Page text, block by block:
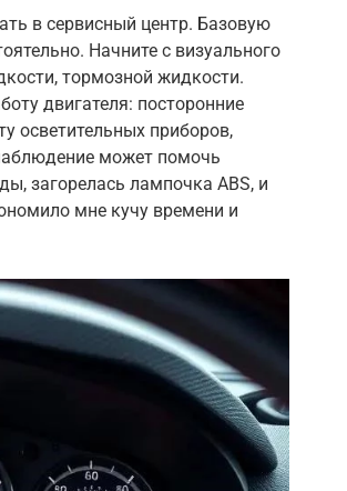
в сервисный центр. Базовую
Начните с визуального
тормозной жидкости.
двигателя: посторонние
осветительных приборов,
может помочь
загорелась лампочка ABS, и
мне кучу времени и